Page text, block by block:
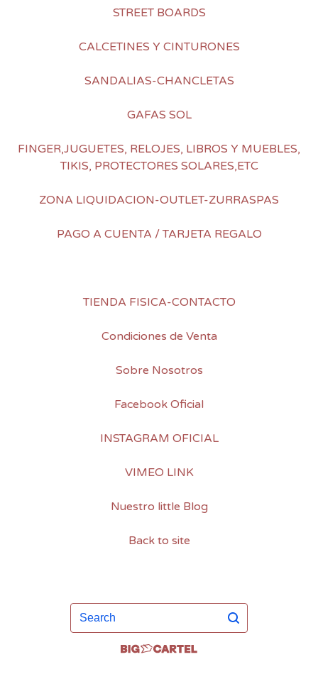
STREET BOARDS
CALCETINES Y CINTURONES
SANDALIAS-CHANCLETAS
GAFAS SOL
FINGER,JUGUETES, RELOJES, LIBROS Y MUEBLES,
TIKIS, PROTECTORES SOLARES,ETC
ZONA LIQUIDACION-OUTLET-ZURRASPAS
PAGO A CUENTA / TARJETA REGALO
TIENDA FISICA-CONTACTO
Condiciones de Venta
Sobre Nosotros
Facebook Oficial
INSTAGRAM OFICIAL
VIMEO LINK
Nuestro little Blog
Back to site
Search